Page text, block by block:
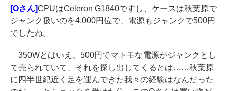
[Oさん]CPUはCeleron G1840ですし、ケースは秋葉原で
ジャンク扱いのを4,000円位で、電源もジャンクで500円
でしたね。
350Wとはいえ、500円でマトモな電源がジャンクとし
て売られていて、それを探し出してくるとは……秋葉原
に四半世紀近く足を運んできた我々の経験はなんだった